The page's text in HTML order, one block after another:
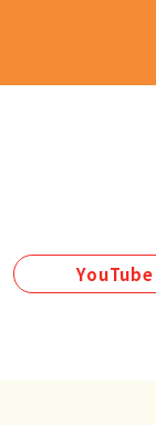
YouTube